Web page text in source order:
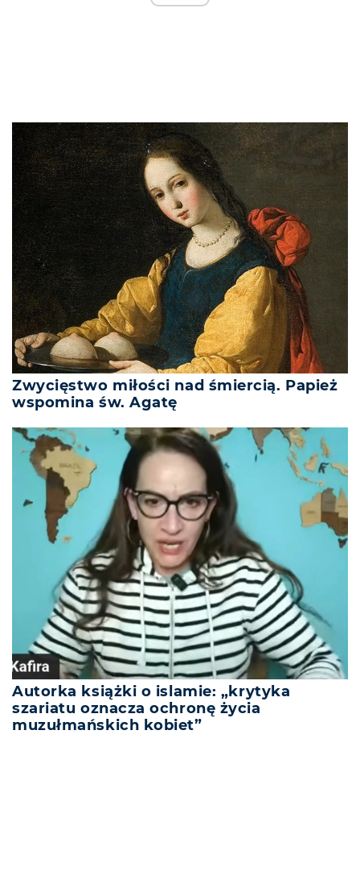
Zwycięstwo miłości nad śmiercią. Papież
wspomina św. Agatę
Autorka książki o islamie: „krytyka
szariatu oznacza ochronę życia
muzułmańskich kobiet”